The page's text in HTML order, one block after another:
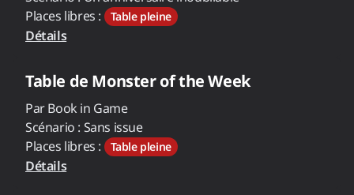
Places libres :
Table pleine
Détails
Table de Monster of the Week
ParBook in Game
Scénario : Sans issue
Places libres :
Table pleine
Détails